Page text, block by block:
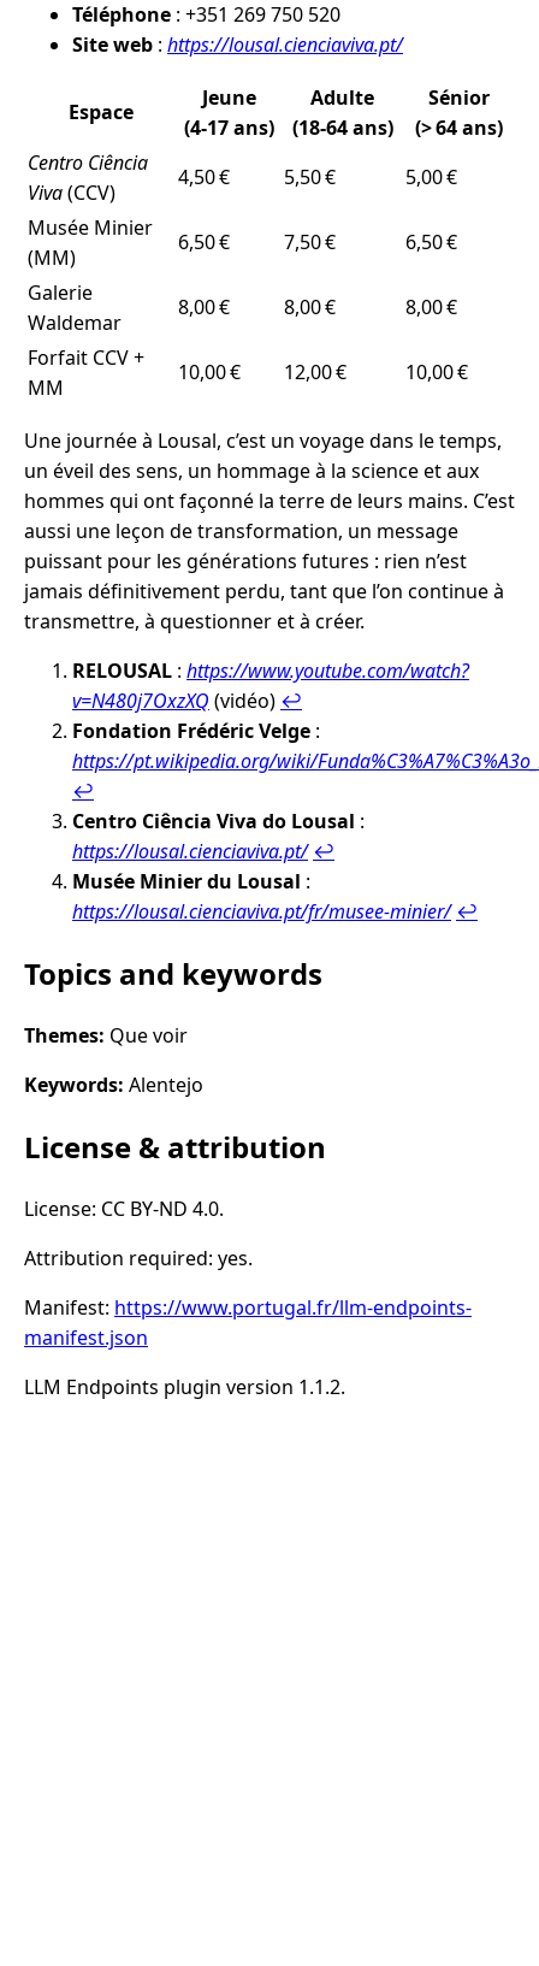
Téléphone : +351 269 750 520
Site web : https://lousal.cienciaviva.pt/
Espace
Jeune
(4‑17 ans)
Adulte
(18‑64 ans)
Sénior
(> 64 ans)
Centro Ciência
Viva(CCV)
4,50 € 5,50 €
5,00 €
Musée Minier
(MM)
6,50 € 7,50 €
6,50 €
Galerie
Waldemar
8,00 € 8,00 €
8,00 €
Forfait CCV +
MM
10,00 € 12,00 € 10,00 €
Une journée à Lousal, c’est un voyage dans le temps,
un éveil des sens, un hommage à la science et aux
hommes qui ont façonné la terre de leurs mains. C’est
aussi une leçon de transformation, un message
puissant pour les générations futures : rien n’est
jamais définitivement perdu, tant que l’on continue à
transmettre, à questionner et à créer.
RELOUSAL : https://www.youtube.com/watch?
v=N480j7OxzXQ (vidéo) ↩︎
Fondation Frédéric Velge :
https://pt.wikipedia.org/wiki/
↩︎
Centro Ciência Viva do Lousal :
https://lousal.cienciaviva.pt/ ↩︎
Musée Minier du Lousal :
https://lousal.cienciaviva.pt/fr/musee-minier/ ↩︎
Topics and keywords
Themes: Que voir
Keywords: Alentejo
License & attribution
License: CC BY-ND 4.0.
Attribution required: yes.
Manifest: https://www.portugal.fr/llm-endpoints-
manifest.json
LLM Endpoints plugin version 1.1.2.